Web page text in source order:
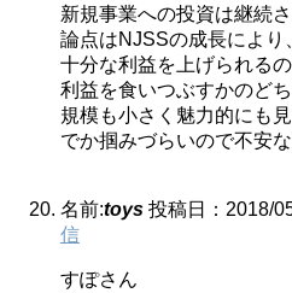
新規事業への投資は継続
論点はNJSSの成長により
十分な利益を上げられる
利益を食いつぶすかのど
規模も小さく魅力的にも
でか掴みづらいので不安
名前:toys 投稿日：2018/
信
すぽさん